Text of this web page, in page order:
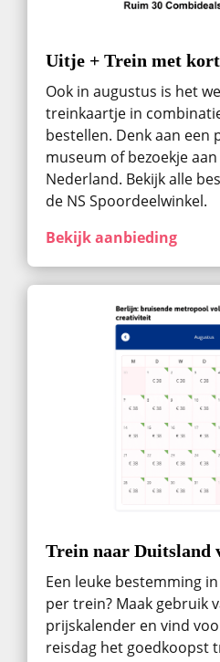
Uitje + Trein met
Ook in augustus ​is het
treinkaartje in
bestellen. Denk aan een
museum of bezoekje
Nederland. Bekijk alle
de NS Spoordeelwinkel.
Bekijk aanbieding
Trein naar Duitsland
Een leuke bestemming
per trein? Maak gebruik
prijskalender en vind
reisdag het goedkoopst